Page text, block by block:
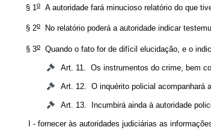
§ 1o A autoridade fará minucioso relatório do que
§ 2o No relatório poderá a autoridade indicar
§ 3o Quando o fato for de difícil elucidação, e o
Art. 11. Os instrumentos do crime, bem
Art. 12. O inquérito policial acompanhará
Art. 13. Incumbirá ainda à autoridade
I - fornecer às autoridades judiciárias as